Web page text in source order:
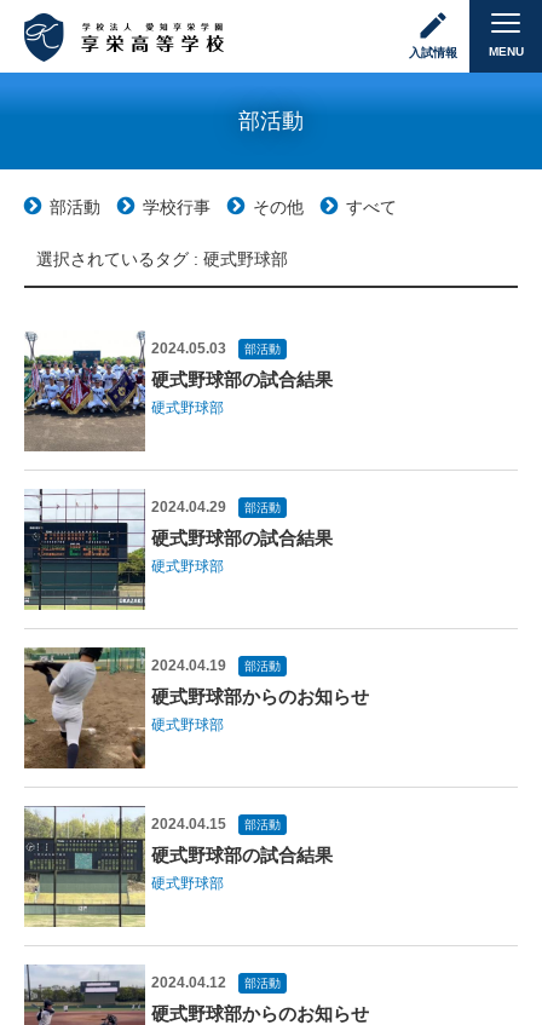
入試情報 MENU
部活動
部活動 学校行事 その他 すべて
選択されているタグ : 硬式野球部
2024.05.03 部活動
硬式野球部の試合結果
硬式野球部
2024.04.29 部活動
硬式野球部の試合結果
硬式野球部
2024.04.19 部活動
硬式野球部からのお知らせ
硬式野球部
2024.04.15 部活動
硬式野球部の試合結果
硬式野球部
2024.04.12 部活動
硬式野球部からのお知らせ